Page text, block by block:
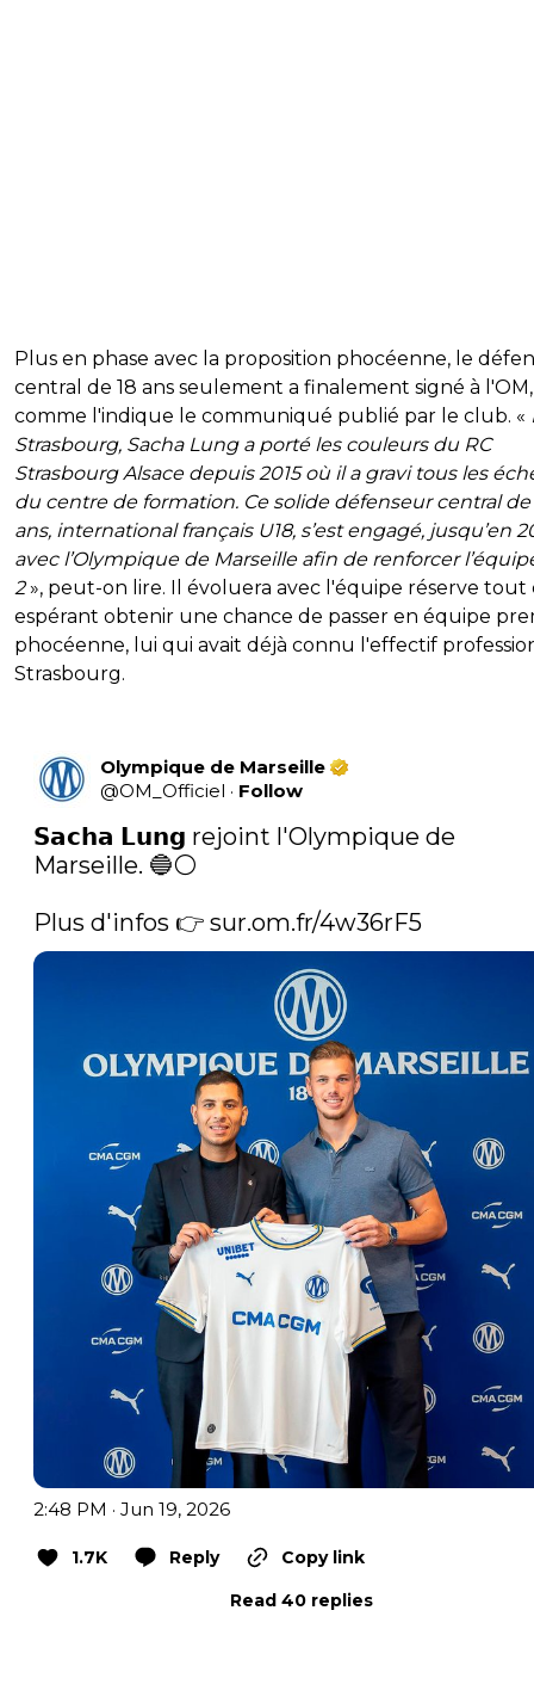
Plus en phase avec la proposition phocéenne, le
central de 18 ans seulement a finalement signé à l'OM,
comme l'indique le communiqué publié par le club. «
Strasbourg, Sacha Lung a porté les couleurs du RC
Strasbourg Alsace depuis 2015 où il a gravi tous les
du centre de formation. Ce solide défenseur central de
ans, international français U18, s’est engagé, jusqu’en
avec l’Olympique de Marseille afin de renforcer
2», peut-on lire. Il évoluera avec l'équipe réserve tout
espérant obtenir une chance de passer en équipe
phocéenne, lui qui avait déjà connu l'effectif
Strasbourg.
Olympique de Marseille
@OM_Officiel · Follow
𝗦𝗮𝗰𝗵𝗮 𝗟𝘂𝗻𝗴 rejoint l'Olympique de
Marseille. 🔵⚪️
Plus d'infos 👉 sur.om.fr/4w36rF5
2:48 PM · Jun 19, 2026
1.7K Reply
Copy link
Read 40 replies